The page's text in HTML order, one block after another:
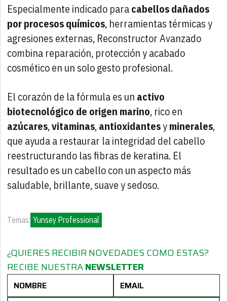
Especialmente indicado paracabellos dañados
por procesos químicos, herramientas térmicas y
agresiones externas, Reconstructor Avanzado
combina reparación, protección y acabado
cosmético en un solo gesto profesional.
El corazón de la fórmula es un activo
biotecnológico de origen marino, rico en
azúcares,vitaminas,antioxidantesyminerales,
que ayuda a restaurar la integridad del cabello
reestructurando las fibras de keratina. El
resultado es un cabello con un aspecto más
saludable, brillante, suave y sedoso.
Temas: Yunsey Professional
¿QUIERES RECIBIR NOVEDADES COMO ESTAS?
RECIBE NUESTRANEWSLETTER